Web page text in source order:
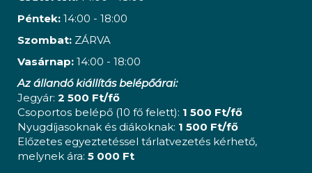
Péntek: 14:00 - 18:00
Szombat: ZÁRVA
Vasárnap: 14:00 - 18:00
Az állandó kiállítás belépőárai:
Jegyár: 2 500 Ft/fő
Csoportos belépő (10 fő felett): 1 500 Ft/fő
Nyugdíjasoknak és diákoknak: 1 500 Ft/fő
Előzetes egyeztetéssel tárlatvezetés kérhető,
melynek ára: 5 000 Ft